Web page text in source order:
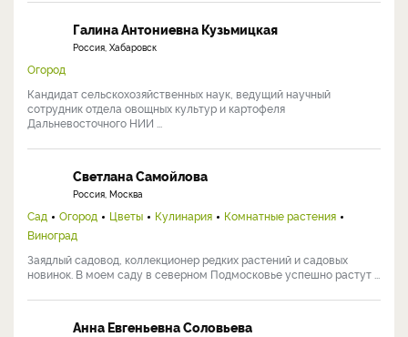
Галина Антониевна Кузьмицкая
Россия, Хабаровск
Огород
Кандидат сельскохозяйственных наук, ведущий научный
сотрудник отдела овощных культур и картофеля
Дальневосточного НИИ ...
Светлана Самойлова
Россия, Москва
Сад Огород Цветы Кулинария
Комнатные растения
Виноград
Заядлый садовод, коллекционер редких растений и садовых
новинок. В моем саду в северном Подмосковье успешно растут ...
Анна Евгеньевна Соловьева